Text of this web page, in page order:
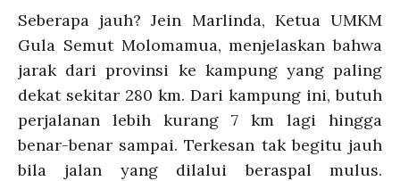
Seberapa jauh? Jein Marlinda, Ketua UMKM
Gula Semut Molomamua, menjelaskan bahwa
jarak dari provinsi ke kampung yang paling
dekat sekitar 280 km. Dari kampung ini, butuh
perjalanan lebih kurang 7 km lagi hingga
benar-benar sampai. Terkesan tak begitu jauh
bila jalan yang dilalui beraspal mulus.